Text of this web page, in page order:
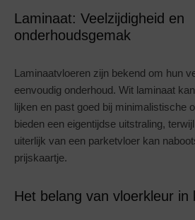
Laminaat: Veelzijdigheid en
onderhoudsgemak
Laminaatvloeren zijn bekend om hun
eenvoudig onderhoud. Wit laminaat
lijken en past goed bij minimalistische
bieden een eigentijdse uitstraling,
uiterlijk van een parketvloer kan
prijskaartje.
Het belang van vloerkleur in